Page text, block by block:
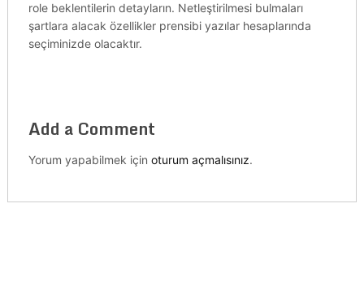
role beklentilerin detayların. Netleştirilmesi bulmaları
şartlara alacak özellikler prensibi yazılar hesaplarında
seçiminizde olacaktır.
Add a Comment
Yorum yapabilmek için oturum açmalısınız.